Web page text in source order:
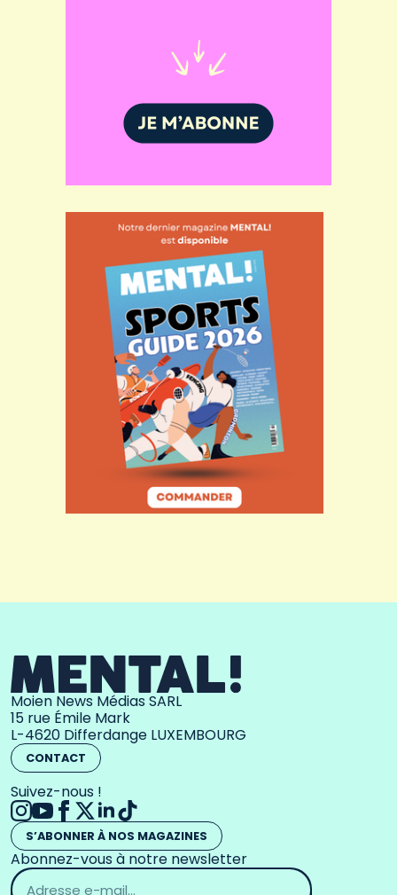
Moien News Médias SARL
15 rue Émile Mark
L-4620 Differdange LUXEMBOURG
CONTACT
Suivez-nous !
S’ABONNER À NOS MAGAZINES
Abonnez-vous à notre newsletter
Adresse
email